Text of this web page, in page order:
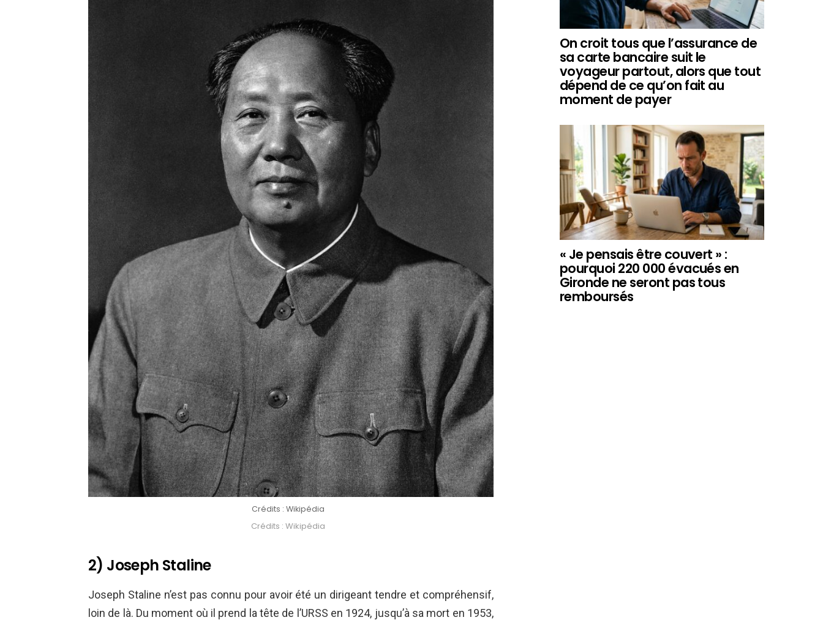
Crédits : Wikipédia
Crédits : Wikipédia
2) Joseph Staline
Joseph Staline n’est pas connu pour avoir été un dirigeant tendre et compréhensif,
loin de là. Du moment où il prend la tête de l’URSS en 1924, jusqu’à sa mort en 1953,
On croit tous que l’assurance de
sa carte bancaire suit le
voyageur partout, alors que tout
dépend de ce qu’on fait au
moment de payer
« Je pensais être couvert » :
pourquoi 220 000 évacués en
Gironde ne seront pas tous
remboursés